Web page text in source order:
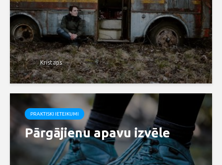
Kristaps
PRAKTISKI IETEIKUMI
Pārgājienu apavu izvēle